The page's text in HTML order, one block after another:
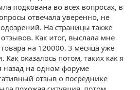
д
подкована во всех вопросах, в
отвечала уверенно, не
На страницы также
Как итог, выслала мне
на 120000. 3 месяца уже
Как оказалось потом, таких как я
назад на одном форуме
отзыв о посреднике